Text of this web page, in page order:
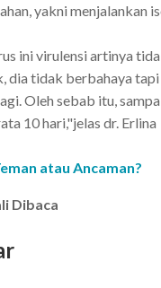
yakni menjalankan
ini virulensi artinya
dia tidak berbahaya
Oleh sebab itu,
10 hari,"jelas dr. Erlina
atau Ancaman?
Dibaca